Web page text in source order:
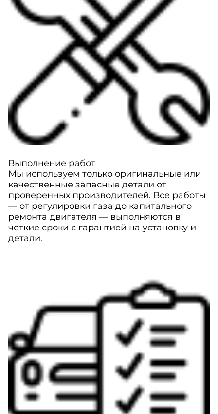
Выполнение работ
Мы используем только оригинальные или
качественные запасные детали от
проверенных производителей. Все работы
— от регулировки газа до капитального
ремонта двигателя — выполняются в
четкие сроки с гарантией на установку и
детали.